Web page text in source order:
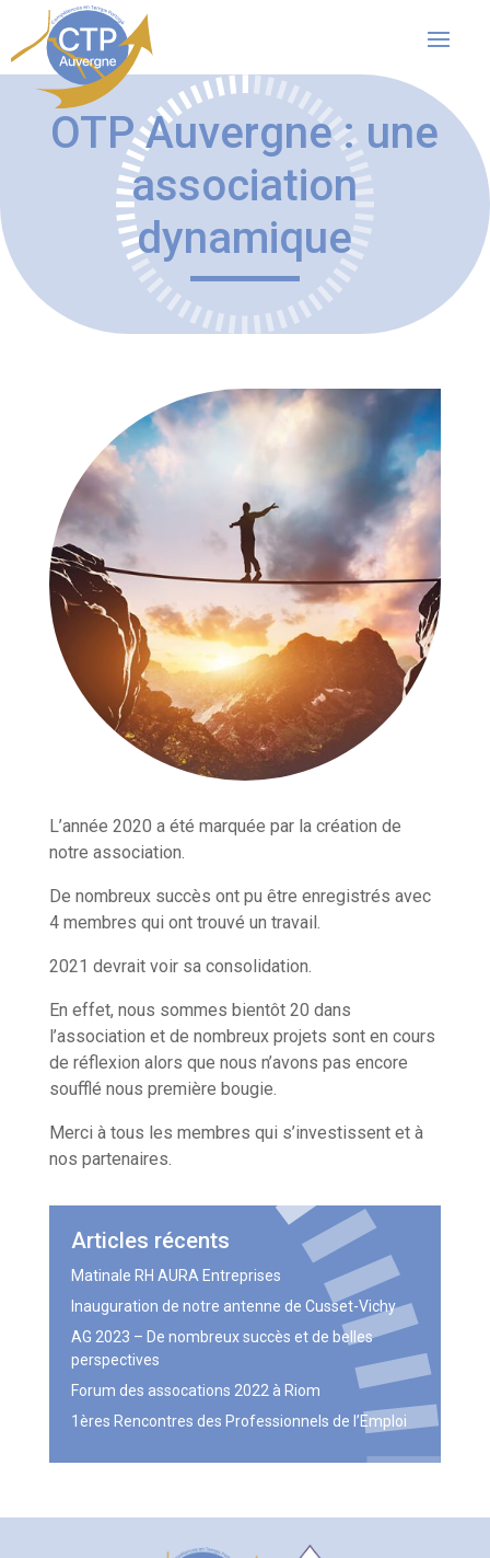
OTP Auvergne : une
association
dynamique
L’année 2020 a été marquée par la création de
notre association.
De nombreux succès ont pu être enregistrés avec
4 membres qui ont trouvé un travail.
2021 devrait voir sa consolidation.
En effet, nous sommes bientôt 20 dans
l’association et de nombreux projets sont en cours
de réflexion alors que nous n’avons pas encore
soufflé nous première bougie.
Merci à tous les membres qui s’investissent et à
nos partenaires.
Articles récents
Matinale RH AURA Entreprises
Inauguration de notre antenne de Cusset-Vichy
AG 2023 – De nombreux succès et de belles
perspectives
Forum des assocations 2022 à Riom
1ères Rencontres des Professionnels de l’Emploi